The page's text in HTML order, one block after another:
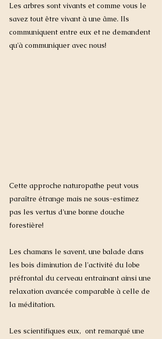
Les arbres sont vivants et comme vous le
savez tout être vivant à une âme. Ils
communiquent entre eux et ne demandent
qu'à communiquer avec nous!
Cette approche naturopathe peut vous
paraître étrange mais ne sous-estimez
pas les vertus d'une bonne douche
forestière!
Les chamans le savent, une balade dans
les bois diminution de l'activité du lobe
préfrontal du cerveau entrainant ainsi une
relaxation avancée comparable à celle de
la méditation.
Les scientifiques eux,  ont remarqué une